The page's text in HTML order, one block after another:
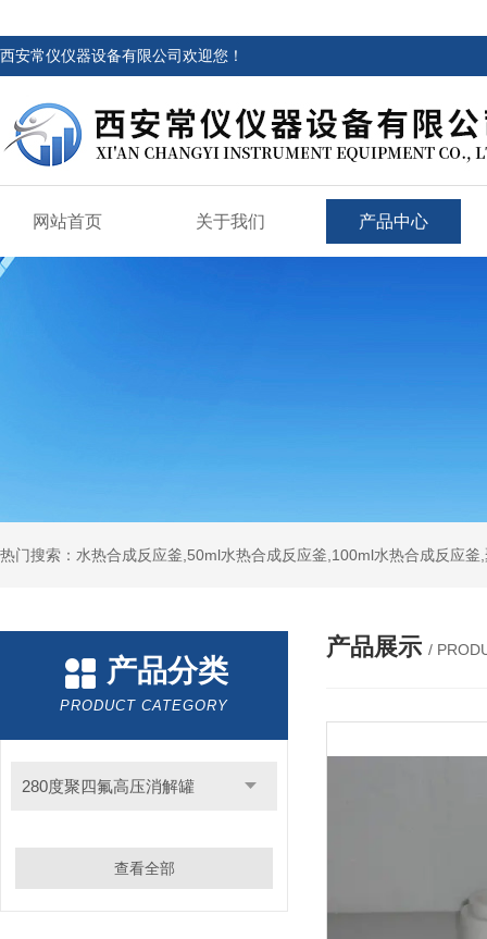
西安常仪仪器设备有限公司欢迎您！
网站首页 关于我们 产品中心
热门搜索：水热合成反应釜,50ml水热合成反应釜,100ml水热合成反应
产品分类
PRODUCT CATEGORY
280度聚四氟高压消解罐
查看全部
产品展示 /